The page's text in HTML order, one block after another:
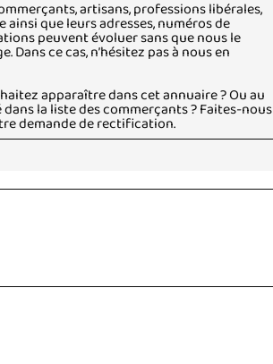
artisans, professions libérales,
que leurs adresses, numéros de
peuvent évoluer sans que nous le
ce cas, n’hésitez pas à nous en
apparaître dans cet annuaire ? Ou au
la liste des commerçants ? Faites-nous
demande de rectification.